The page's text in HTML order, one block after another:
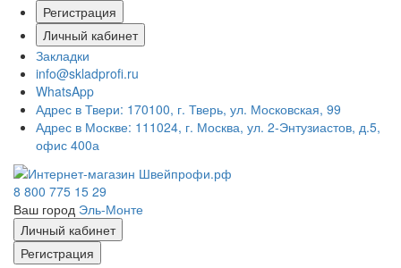
Регистрация
Личный кабинет
Закладки
info@skladprofi.ru
WhatsApp
Адрес в Твери: 170100, г. Тверь, ул. Московская, 99
Адрес в Москве: 111024, г. Москва, ул. 2-Энтузиастов, д.5,
офис 400а
8 800 775 15 29
Ваш город Эль-Монте
Личный кабинет
Регистрация